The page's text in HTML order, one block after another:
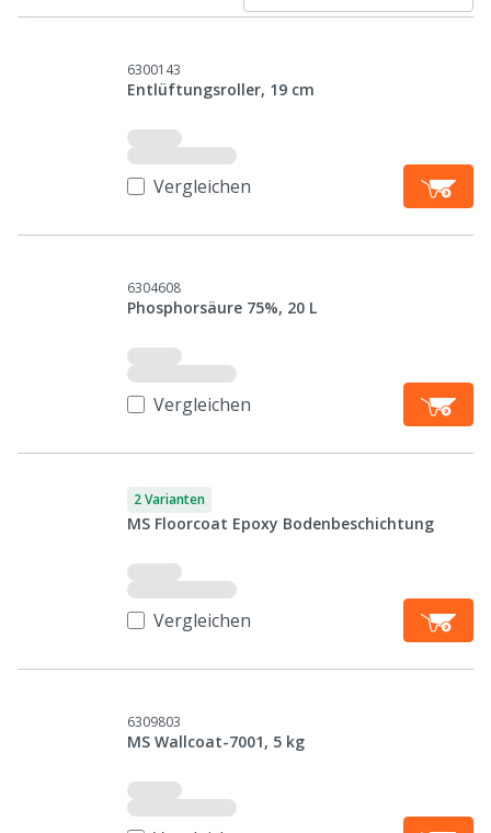
6300143
Entlüftungsroller, 19 cm
Vergleichen
6304608
Phosphorsäure 75%, 20 L
Vergleichen
2 Varianten
MS Floorcoat Epoxy Bodenbeschichtung
Vergleichen
6309803
MS Wallcoat-7001, 5 kg